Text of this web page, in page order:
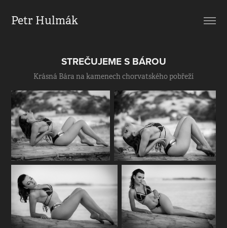
Petr Hulmák
STREČUJEME S BÁROU
Krásná Bára na kamenech chorvatského pobřeží